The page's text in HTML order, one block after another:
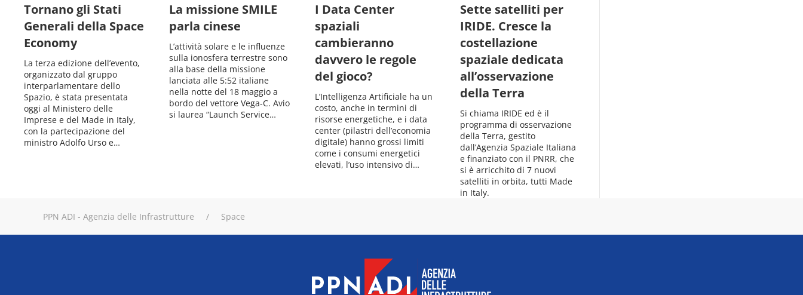
Tornano gli Stati
Generali della Space
Economy
La terza edizione dell’evento,
organizzato dal gruppo
interparlamentare dello
Spazio, è stata presentata
oggi al Ministero delle
Imprese e del Made in Italy,
con la partecipazione del
ministro Adolfo Urso e…
La missione SMILE
parla cinese
L’attività solare e le influenze
sulla ionosfera terrestre sono
alla base della missione
lanciata alle 5:52 italiane
nella notte del 18 maggio a
bordo del vettore Vega-C. Avio
si laurea “Launch Service…
I Data Center
spaziali
cambieranno
davvero le regole
del gioco?
L’Intelligenza Artificiale ha un
costo, anche in termini di
risorse energetiche, e i data
center (pilastri dell’economia
digitale) hanno grossi limiti
come i consumi energetici
elevati, l’uso intensivo di…
Sette satelliti per
IRIDE. Cresce la
costellazione
spaziale dedicata
all’osservazione
della Terra
Si chiama IRIDE ed è il
programma di osservazione
della Terra, gestito
dall’Agenzia Spaziale Italiana
e finanziato con il PNRR, che
si è arricchito di 7 nuovi
satelliti in orbita, tutti Made
in Italy.
PPN ADI - Agenzia delle Infrastrutture Space